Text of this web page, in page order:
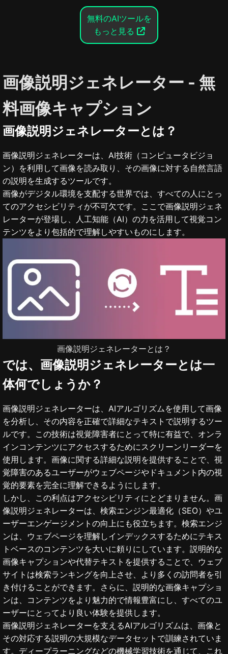
無料のAIツールを
もっと見る
画像説明ジェネレーター - 無
料画像キャプション
画像説明ジェネレーターとは？
画像説明ジェネレーターは、AI技術（コンピュータビジョ
ン）を利用して画像を読み取り、その画像に対する自然言語
の説明を生成するツールです。
画像がデジタル環境を支配する世界では、すべての人にとっ
てのアクセシビリティが不可欠です。ここで画像説明ジェネ
レーターが登場し、人工知能（AI）の力を活用して視覚コン
テンツをより包括的で理解しやすいものにします。
画像説明ジェネレーターとは？
では、画像説明ジェネレーターとは一
体何でしょうか？
画像説明ジェネレーターは、AIアルゴリズムを使用して画像
を分析し、その内容を正確で詳細なテキストで説明するツー
ルです。この技術は視覚障害者にとって特に有益で、オンラ
インコンテンツにアクセスするためにスクリーンリーダーを
使用します。画像に関する詳細な説明を提供することで、視
覚障害のあるユーザーがウェブページやドキュメント内の視
覚的要素を完全に理解できるようにします。
しかし、この利点はアクセシビリティにとどまりません。画
像説明ジェネレーターは、検索エンジン最適化（SEO）やユ
ーザーエンゲージメントの向上にも役立ちます。検索エンジ
ンは、ウェブページを理解しインデックスするためにテキス
トベースのコンテンツを大いに頼りにしています。説明的な
画像キャプションや代替テキストを提供することで、ウェブ
サイトは検索ランキングを向上させ、より多くの訪問者を引
き付けることができます。さらに、説明的な画像キャプショ
ンは、コンテンツをより魅力的で情報豊富にし、すべてのユ
ーザーにとってより良い体験を提供します。
画像説明ジェネレーターを支えるAIアルゴリズムは、画像と
その対応する説明の大規模なデータセットで訓練されていま
す。ディープラーニングなどの機械学習技術を通じて、これ